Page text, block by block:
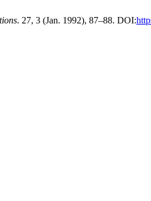
. 27, 3 (Jan. 1992), 87–88. DOI: